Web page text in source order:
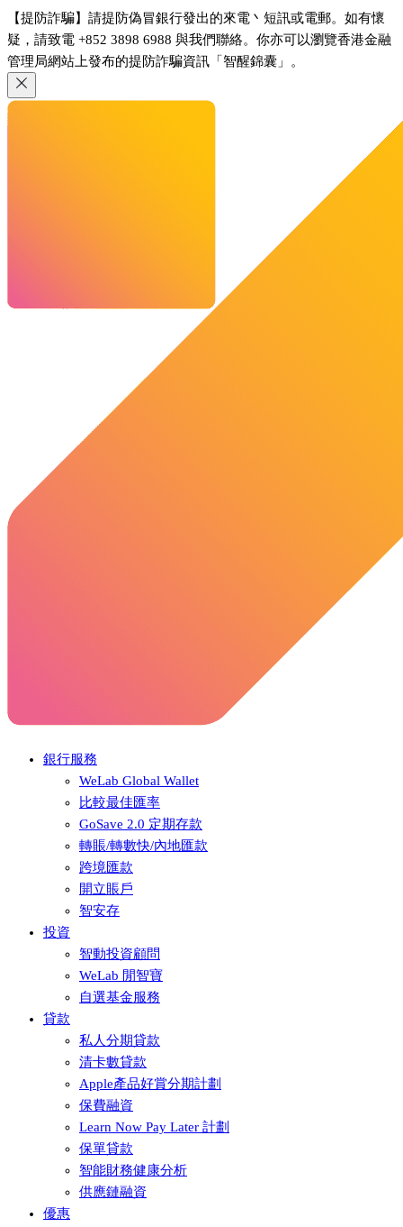
【提防詐騙】請提防偽冒銀行發出的來電丶短訊或電郵。如有懷
疑，請致電 +852 3898 6988 與我們聯絡。你亦可以瀏覽香港金融
管理局網站上發布的提防詐騙資訊「智醒錦囊」。
銀行服務
WeLab Global Wallet
比較最佳匯率
GoSave 2.0 定期存款
轉賬/轉數快/內地匯款
跨境匯款
開立賬戶
智安存
投資
智動投資顧問
WeLab 閒智寶
自選基金服務
貸款
私人分期貸款
清卡數貸款
Apple產品好賞分期計劃
保費融資
Learn Now Pay Later 計劃
保單貸款
智能財務健康分析
供應鏈融資
優惠